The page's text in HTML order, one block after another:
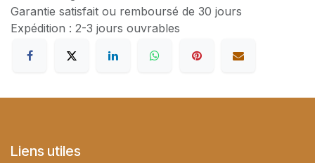
Garantie satisfait ou remboursé de 30 jours
Expédition : 2-3 jours ouvrables
Liens utiles